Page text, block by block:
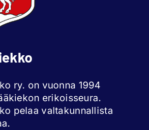
ry. on vuonna 1994
erikoisseura.
pelaa valtakunnallista